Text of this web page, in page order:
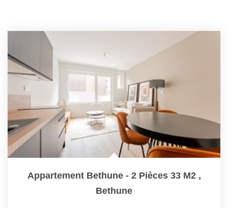
Appartement Bethune - 2 Pièces 33 M2 ,
Bethune